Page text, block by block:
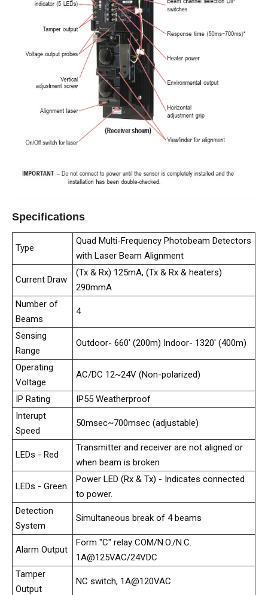
Specifications
Type
Quad Multi-Frequency Photobeam Detectors
with Laser Beam Alignment
Current Draw
(Tx & Rx) 125mA, (Tx & Rx & heaters)
290mmA
Number of
Beams
4
Sensing
Range
Outdoor- 660' (200m) Indoor- 1320' (400m)
Operating
Voltage
AC/DC 12~24V (Non-polarized)
IP Rating
IP55 Weatherproof
Interupt
Speed
50msec~700msec (adjustable)
LEDs - Red
Transmitter and receiver are not aligned or
when beam is broken
LEDs - Green
Power LED (Rx & Tx) - Indicates connected
to power.
Detection
System
Simultaneous break of 4 beams
Alarm Output
Form "C" relay COM/N.O./N.C.
1A@125VAC/24VDC
Tamper
Output
NC switch, 1A@120VAC